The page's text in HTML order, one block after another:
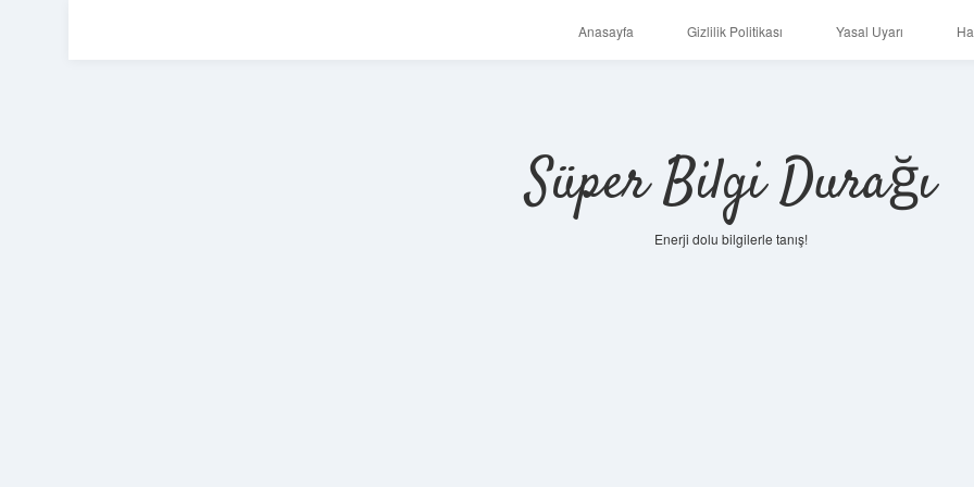
Anasayfa Gizlilik Politikası Yasal Uyarı
Süper Bilgi Durağı
Enerji dolu bilgilerle tanış!